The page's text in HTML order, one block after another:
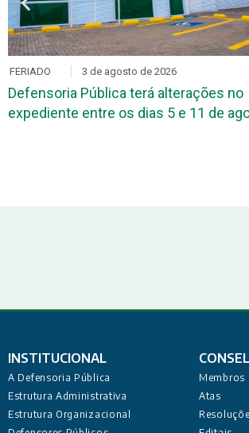
FERIADO 3 de agosto de 2026
Defensoria Pública terá alterações no
expediente entre os dias 5 e 11 de
INSTITUCIONAL
A Defensoria Pública
Estrutura Administrativa
Estrutura Organizacional
Membros
Atas